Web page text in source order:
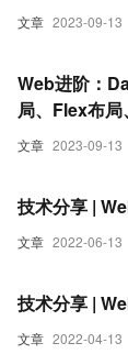
文章 2023-09-13
文章 2023-09-13
Web进阶：
局、Flex布
文章 2022-06-13
技术分享 |
文章 2022-04-13
技术分享 |